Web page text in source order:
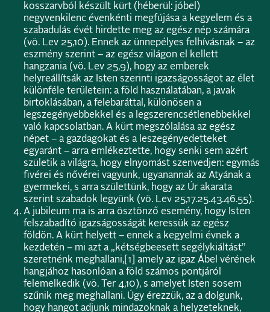
kosszarvból készült kürt (héberül: jóbel)
negyvenkilenc évenkénti megfújása a kegyelem és a
szabadulás évét hirdette meg az egész nép számára
(vö. Lev 25,10). Ennek az ünnepélyes felhívásnak – az
eszmény szerint – az egész világon el kellett
hangzania (vö. Lev 25,9), hogy az emberek
helyreállítsák az Isten szerinti igazságosságot az élet
különféle területein: a föld használatában, a javak
birtoklásában, a felebaráttal, különösen a
legszegényebbekkel és a legszerencsétlenebbekkel
való kapcsolatban. A kürt megszólalása az egész
népet – a gazdagokat és a leszegényedetteket
egyaránt – arra emlékeztette, hogy senki sem azért
születik a világra, hogy elnyomást szenvedjen: egymás
fivérei és nővérei vagyunk, ugyanannak az Atyának a
gyermekei, s arra születtünk, hogy az Úr akarata
szerint szabadok legyünk (vö. Lev 25,17.25.43.46.55).
A jubileum ma is arra ösztönző esemény, hogy Isten
felszabadító igazságosságát keressük az egész
földön. A kürt helyett – ennek a kegyelmi évnek a
kezdetén – mi azt a „kétségbeesett segélykiáltást”
szeretnénk meghallani, [1]
amely az igaz Ábel vérének
hangjához hasonlóan a föld számos pontjáról
felemelkedik (vö. Ter 4,10), s amelyet Isten sosem
szűnik meg meghallani. Úgy érezzük, az a dolgunk,
hogy hangot adjunk mindazoknak a helyzeteknek,